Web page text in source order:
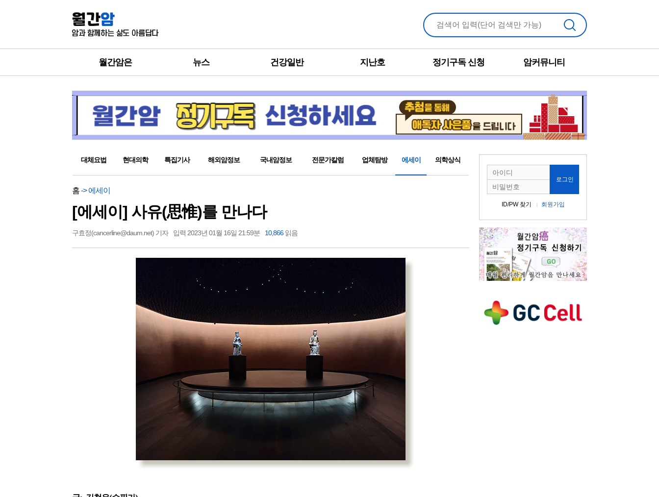
검색
월간암은 뉴스 건강일반 지난호 정기구독 신청 암커뮤니티
대체요법 현대의학 특집기사 해외암정보 국내암정보 전문가칼럼 업체탐방 에세이 의학상식
홈-> 에세이
[에세이] 사유(思惟)를 만나다
구효정(cancerline@daum.net) 기자 입력 2023년 01월 16일 21:59분 10,866읽음
로그인
ID/PW 찾기 회원가입